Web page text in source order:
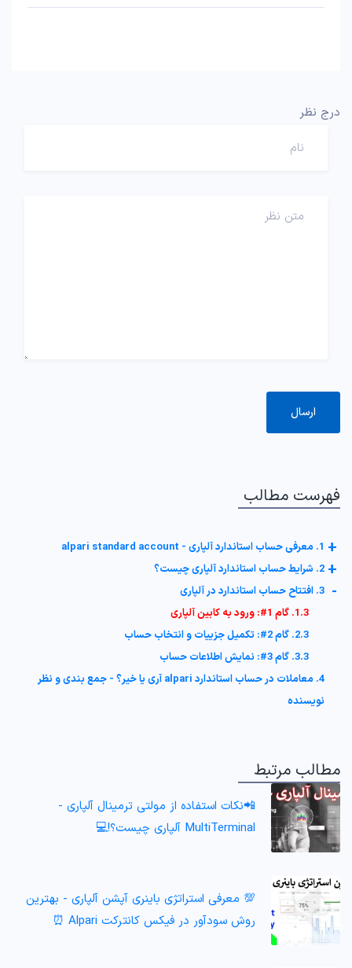
درج نظر
فهرست مطالب
1. معرفی حساب استاندارد آلپاری - alpari standard account +
2. شرایط حساب استاندارد آلپاری چیست؟ +
3. افتتاح حساب استاندارد در آلپاری -
1.3. گام 1#: ورود به کابین آلپاری
2.3. گام 2#: تکمیل جزییات و انتخاب حساب
3.3. گام 3#: نمایش اطلاعات حساب
4. معاملات در حساب استاندارد alpari آری یا خیر؟ - جمع بندی و نظر
نویسنده
مطالب مرتبط
📲نکات استفاده از مولتی ترمینال آلپاری -
MultiTerminal آلپاری چیست؟!💻
💯 معرفی استراتژی باینری آپشن آلپاری - بهترین
روش سودآور در فیکس کانترکت Alpari ⏰